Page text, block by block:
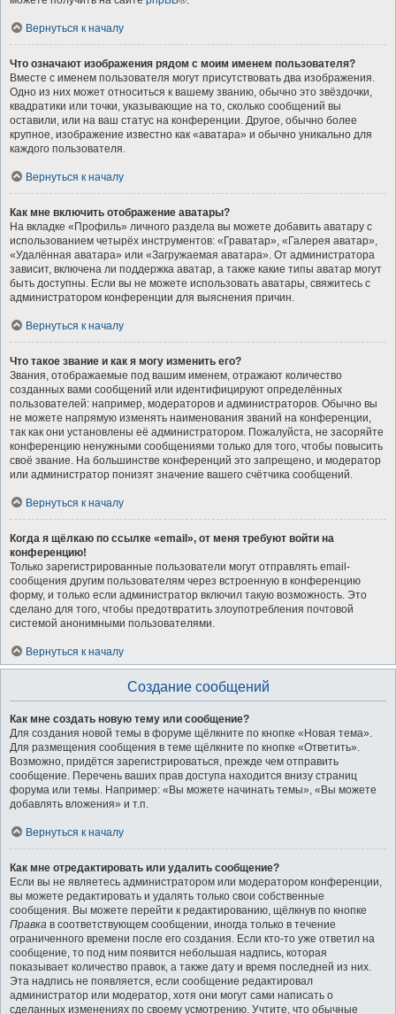
Вернуться к началу
Что означают изображения рядом с моим именем пользователя?
Вместе с именем пользователя могут присутствовать два изображения.
Одно из них может относиться к вашему званию, обычно это звёздочки,
квадратики или точки, указывающие на то, сколько сообщений вы
оставили, или на ваш статус на конференции. Другое, обычно более
крупное, изображение известно как «аватара» и обычно уникально для
каждого пользователя.
Вернуться к началу
Как мне включить отображение аватары?
На вкладке «Профиль» личного раздела вы можете добавить аватару с
использованием четырёх инструментов: «Граватар», «Галерея аватар»,
«Удалённая аватара» или «Загружаемая аватара». От администратора
зависит, включена ли поддержка аватар, а также какие типы аватар могут
быть доступны. Если вы не можете использовать аватары, свяжитесь с
администратором конференции для выяснения причин.
Вернуться к началу
Что такое звание и как я могу изменить его?
Звания, отображаемые под вашим именем, отражают количество
созданных вами сообщений или идентифицируют определённых
пользователей: например, модераторов и администраторов. Обычно вы
не можете напрямую изменять наименования званий на конференции,
так как они установлены её администратором. Пожалуйста, не засоряйте
конференцию ненужными сообщениями только для того, чтобы повысить
своё звание. На большинстве конференций это запрещено, и модератор
или администратор понизят значение вашего счётчика сообщений.
Вернуться к началу
Когда я щёлкаю по ссылке «email», от меня требуют войти на
конференцию!
Только зарегистрированные пользователи могут отправлять email-
сообщения другим пользователям через встроенную в конференцию
форму, и только если администратор включил такую возможность. Это
сделано для того, чтобы предотвратить злоупотребления почтовой
системой анонимными пользователями.
Вернуться к началу
Создание сообщений
Как мне создать новую тему или сообщение?
Для создания новой темы в форуме щёлкните по кнопке «Новая тема».
Для размещения сообщения в теме щёлкните по кнопке «Ответить».
Возможно, придётся зарегистрироваться, прежде чем отправить
сообщение. Перечень ваших прав доступа находится внизу страниц
форума или темы. Например: «Вы можете начинать темы», «Вы можете
добавлять вложения» и т.п.
Вернуться к началу
Как мне отредактировать или удалить сообщение?
Если вы не являетесь администратором или модератором конференции,
вы можете редактировать и удалять только свои собственные
сообщения. Вы можете перейти к редактированию, щёлкнув по кнопке
Правка в соответствующем сообщении, иногда только в течение
ограниченного времени после его создания. Если кто-то уже ответил на
сообщение, то под ним появится небольшая надпись, которая
показывает количество правок, а также дату и время последней из них.
Эта надпись не появляется, если сообщение редактировал
администратор или модератор, хотя они могут сами написать о
сделанных изменениях по своему усмотрению. Учтите, что обычные